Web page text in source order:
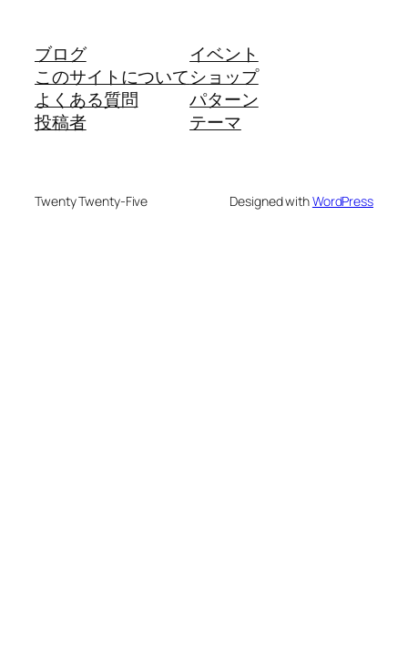
ブログ
このサイトについて
よくある質問
投稿者
イベント
ショップ
パターン
テーマ
Twenty Twenty-Five Designed withWordPress